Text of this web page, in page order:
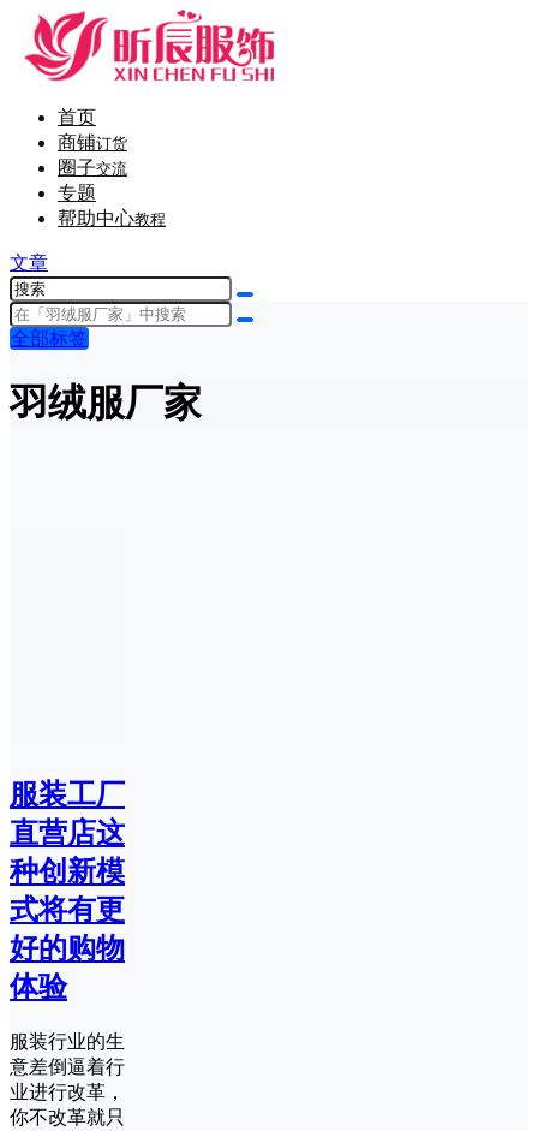
首页
商铺订货
圈子交流
专题
帮助中心教程
文章
全部标签
羽绒服厂家
服装工厂
直营店这
种创新模
式将有更
好的购物
体验
服装行业的生
意差倒逼着行
业进行改革，
你不改革就只